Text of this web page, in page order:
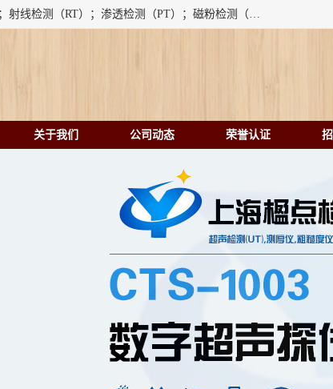
上海楹点检测设备有限公司提供的无损检测仪器设备包括：超声检测（UT）；射线检测（RT）；渗透检测（PT）；磁粉检测（MT）；涡流检测（ET）；化学用品（CH）、超声波相控阵、超声波测厚仪、超声导波、超声TOFD探伤仪、超声波探头、涡流探伤仪、涡流探头、涡流阵列、磁粉探伤机。代理以下品牌：汕超、美国GE(德国KK）、奥林巴斯（Olympus NDT）、美国磁通（Magnaflux）、DAKOTA等；
关于我们 公司动态 荣誉认证